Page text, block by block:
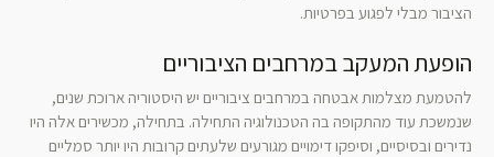
הציבור מבלי לפגוע בפרטיות.
הופעת המעקב במרחבים הציבוריים
להטמעת מצלמות אבטחה במרחבים ציבוריים יש היסטוריה ארוכת שנים,
שנמשכת עוד מהתקופה בה הטכנולוגיה התחילה. בתחילה, מכשירים אלה היו
נדירים ובסיסיים, וסיפקו דימויים מגורעים שלעתים קרובות היו יותר סמליים